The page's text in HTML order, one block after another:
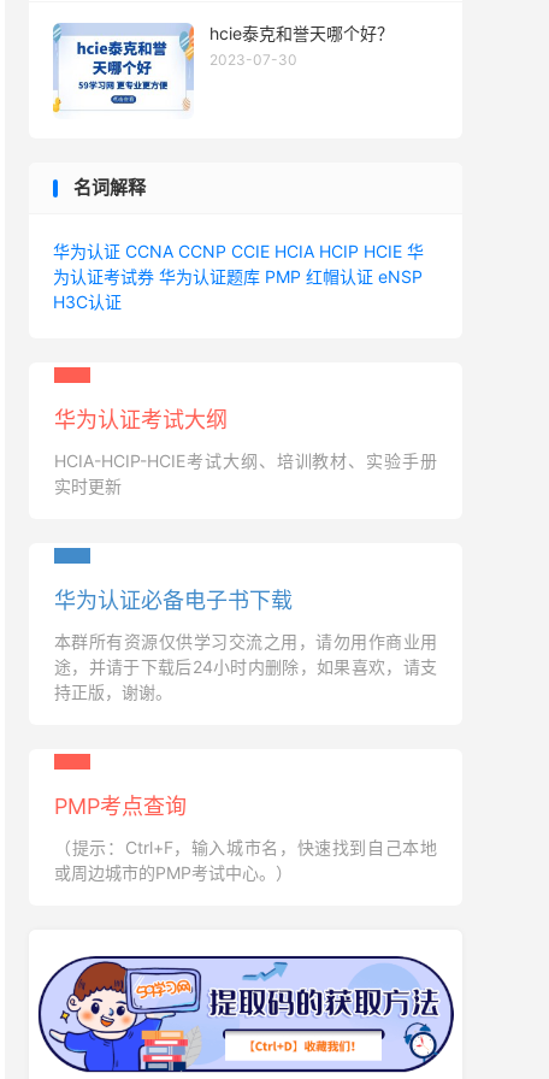
hcie泰克和誉天哪个好？
2023-07-30
名词解释
华为认证 CCNA CCNP CCIE HCIA HCIP HCIE 华
为认证考试券 华为认证题库 PMP 红帽认证 eNSP
H3C认证
华为认证考试大纲
HCIA-HCIP-HCIE考试大纲、培训教材、实验手册
实时更新
华为认证必备电子书下载
本群所有资源仅供学习交流之用，请勿用作商业用
途，并请于下载后24小时内删除，如果喜欢，请支
持正版，谢谢。
PMP考点查询
（提示：Ctrl+F，输入城市名，快速找到自己本地
或周边城市的PMP考试中心。）